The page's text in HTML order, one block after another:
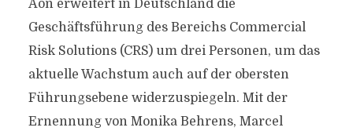
Aon erweitert in Deutschland die
Geschäftsführung des Bereichs Commercial
Risk Solutions (CRS) um drei Personen, um das
aktuelle Wachstum auch auf der obersten
Führungsebene widerzuspiegeln. Mit der
Ernennung von Monika Behrens, Marcel